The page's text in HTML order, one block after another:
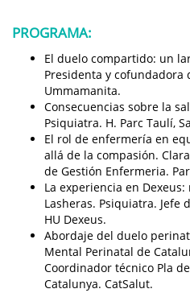
PROGRAMA:
El duelo compartido: un
Presidenta y cofundadora
Ummamanita.
Consecuencias sobre la
Psiquiatra. H. Parc Taulí,
El rol de enfermería en
allá de la compasión.
de Gestión Enfermeria.
La experiencia en
Lasheras. Psiquiatra. Jefe
HU Dexeus.
Abordaje del duelo
Mental Perinatal de
Coordinador técnico Pla
Catalunya. CatSalut.